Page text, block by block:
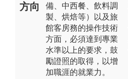
方向
備、中西餐、飲料調
製、烘焙等）以及旅
館客房務的操作技術
方面，必須達到專業
水準以上的要求，鼓
勵證照的取得，以增
加職涯的就業力。